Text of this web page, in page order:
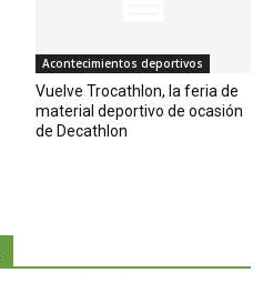
Acontecimientos deportivos
Vuelve Trocathlon, la feria de
material deportivo de ocasión
de Decathlon